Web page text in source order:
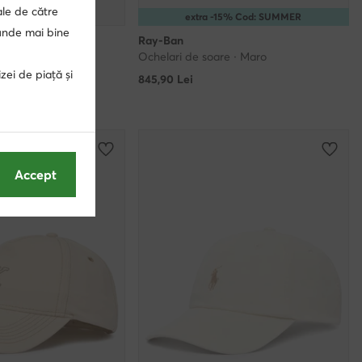
extra -15% Cod: SUMMER
Ray-Ban
Ochelari de soare · Maro
845,90 Lei
de către
mai bine
de piață și
Accept